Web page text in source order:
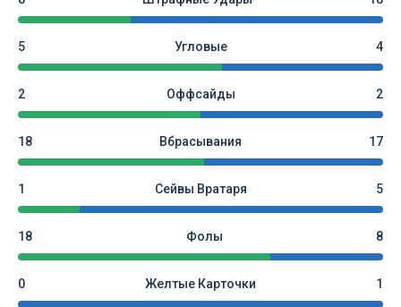
5 Угловые 4
2 Оффсайды 2
18 Вбрасывания 17
1 Сейвы Вратаря 5
18 Фолы 8
0 Желтые Карточки 1